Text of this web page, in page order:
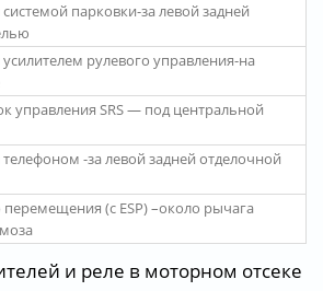
парковки-за левой задней
рулевого управления-на
управления SRS — под центральной
-за левой задней отделочной
(с ESP) –около рычага
и реле в моторном отсеке